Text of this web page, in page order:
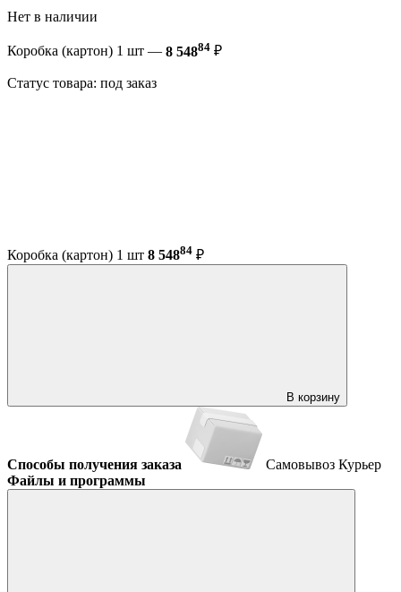
Нет в наличии
Коробка (картон) 1 шт — 8 54884 ₽
Статус товара: под заказ
Коробка (картон) 1 шт 8 54884 ₽
В корзину
Способы получения заказа Самовывоз Курьер
Файлы и программы